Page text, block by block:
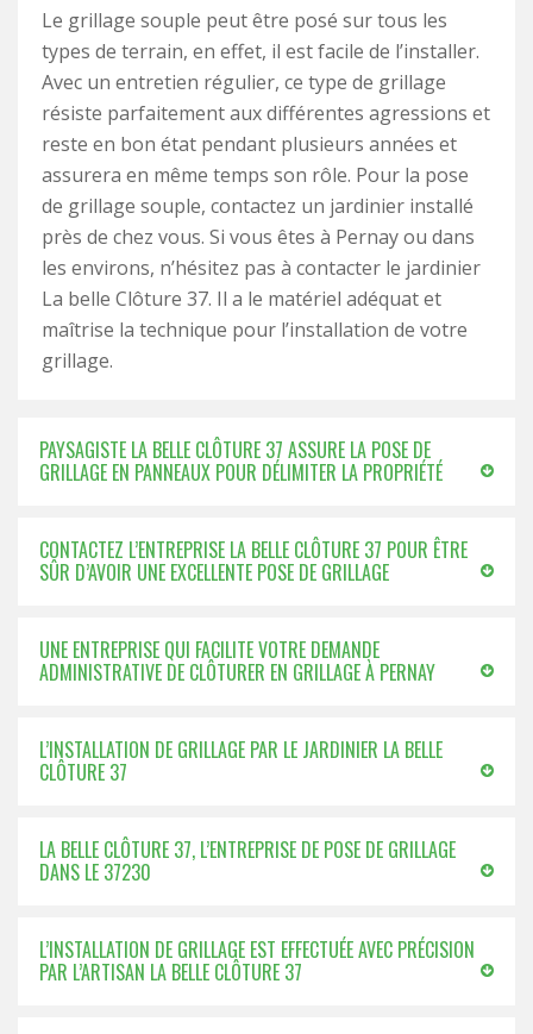
Le grillage souple peut être posé sur tous les
types de terrain, en effet, il est facile de l’installer.
Avec un entretien régulier, ce type de grillage
résiste parfaitement aux différentes agressions et
reste en bon état pendant plusieurs années et
assurera en même temps son rôle. Pour la pose
de grillage souple, contactez un jardinier installé
près de chez vous. Si vous êtes à Pernay ou dans
les environs, n’hésitez pas à contacter le jardinier
La belle Clôture 37. Il a le matériel adéquat et
maîtrise la technique pour l’installation de votre
grillage.
PAYSAGISTE LA BELLE CLÔTURE 37 ASSURE LA POSE DE
GRILLAGE EN PANNEAUX POUR DÉLIMITER LA PROPRIÉTÉ
CONTACTEZ L’ENTREPRISE LA BELLE CLÔTURE 37 POUR ÊTRE
SÛR D’AVOIR UNE EXCELLENTE POSE DE GRILLAGE
UNE ENTREPRISE QUI FACILITE VOTRE DEMANDE
ADMINISTRATIVE DE CLÔTURER EN GRILLAGE À PERNAY
L’INSTALLATION DE GRILLAGE PAR LE JARDINIER LA BELLE
CLÔTURE 37
LA BELLE CLÔTURE 37, L’ENTREPRISE DE POSE DE GRILLAGE
DANS LE 37230
L’INSTALLATION DE GRILLAGE EST EFFECTUÉE AVEC PRÉCISION
PAR L’ARTISAN LA BELLE CLÔTURE 37